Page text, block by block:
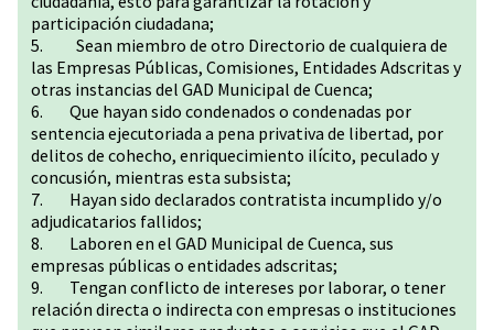
participación ciudadana;
5. Sean miembro de otro Directorio de cualquiera de
las Empresas Públicas, Comisiones, Entidades Adscritas y
otras instancias del GAD Municipal de Cuenca;
6. Que hayan sido condenados o condenadas por
sentencia ejecutoriada a pena privativa de libertad, por
delitos de cohecho, enriquecimiento ilícito, peculado y
concusión, mientras esta subsista;
7. Hayan sido declarados contratista incumplido y/o
adjudicatarios fallidos;
8. Laboren en el GAD Municipal de Cuenca, sus
empresas públicas o entidades adscritas;
9. Tengan conflicto de intereses por laborar, o tener
relación directa o indirecta con empresas o instituciones